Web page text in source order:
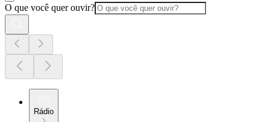
O que você quer ouvir?
Rádio